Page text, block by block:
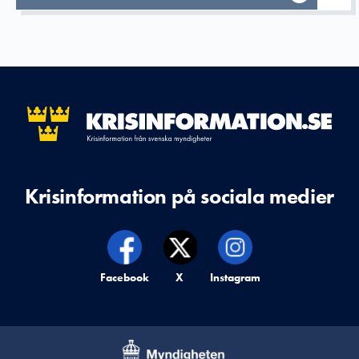
Krisinformation på sociala medier
Krisinformation på,
Facebook Krisinformation på,
X Krisinformation på,
Instagram